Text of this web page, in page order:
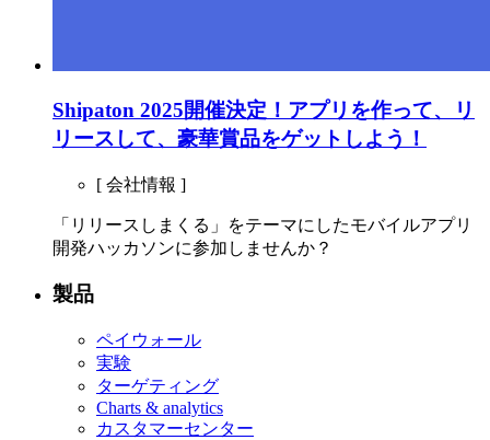
Shipaton 2025開催決定！アプリを作って、リ
リースして、豪華賞品をゲットしよう！
[ 会社情報 ]
「リリースしまくる」をテーマにしたモバイルアプリ
開発ハッカソンに参加しませんか？
製品
ペイウォール
実験
ターゲティング
Charts & analytics
カスタマーセンター